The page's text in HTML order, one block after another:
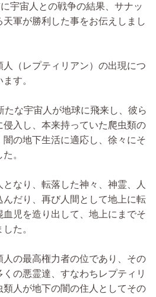
宇宙人との戦争の結果、サナッ
天軍が勝利した事をお伝えしまし
人（レプティリアン）の出現につ
す。
たな宇宙人が地球に飛来し、彼ら
侵入し、本来持っていた爬虫類の
の地下生活に適応し、徐々にそ
。
なり、転落した神々、神霊、人
だり、再び人間として地上に転
児を造り出して、地上にまでそ
た。
人の最高権力者の位であり、その
の悪霊達、すなわちレプティリ
類人が地下の闇の住人としてその